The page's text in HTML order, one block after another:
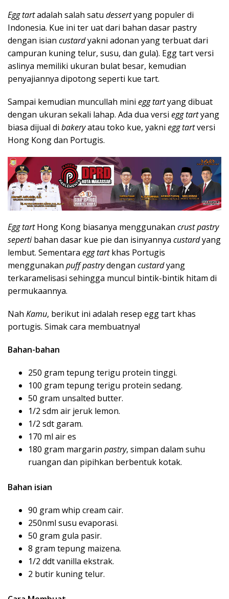
Egg tartadalah salah satu dessertyang populer di
Indonesia. Kue ini ter uat dari bahan dasar pastry
dengan isian custardyakni adonan yang terbuat dari
campuran kuning telur, susu, dan gula). Egg tart versi
aslinya memiliki ukuran bulat besar, kemudian
penyajiannya dipotong seperti kue tart.
Sampai kemudian muncullah mini egg tartyang dibuat
dengan ukuran sekali lahap. Ada dua versi egg tartyang
biasa dijual di bakeryatau toko kue, yakni egg tartversi
Hong Kong dan Portugis.
Egg tartHong Kong biasanya menggunakan crust pastry
sepertibahan dasar kue pie dan isinyannya custardyang
lembut. Sementara egg tartkhas Portugis
menggunakan puff pastrydengan custardyang
terkaramelisasi sehingga muncul bintik-bintik hitam di
permukaannya.
Nah Kamu, berikut ini adalah resep egg tart khas
portugis. Simak cara membuatnya!
Bahan-bahan
250 gram tepung terigu protein tinggi.
100 gram tepung terigu protein sedang.
50 gram unsalted butter.
1/2 sdm air jeruk lemon.
1/2 sdt garam.
170 ml air es
180 gram margarin pastry, simpan dalam suhu
ruangan dan pipihkan berbentuk kotak.
Bahan isian
90 gram whip cream cair.
250nml susu evaporasi.
50 gram gula pasir.
8 gram tepung maizena.
1/2 ddt vanilla ekstrak.
2 butir kuning telur.